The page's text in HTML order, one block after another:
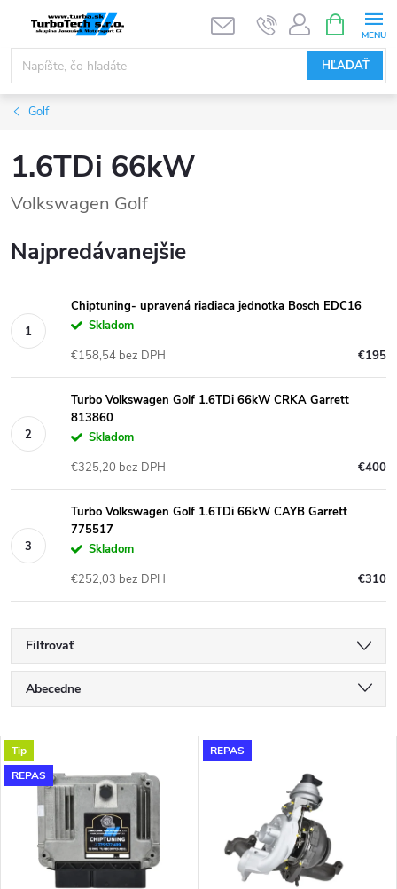
obsah
HĽADAŤ
KOŠÍK
Golf
1.6TDi 66kW
Volkswagen Golf
Najpredávanejšie
Chiptuning- upravená riadiaca jednotka Bosch EDC16
Skladom
€195
€158,54 bez DPH
Turbo Volkswagen Golf 1.6TDi 66kW CRKA Garrett
813860
Skladom
€400
€325,20 bez DPH
Turbo Volkswagen Golf 1.6TDi 66kW CAYB Garrett
775517
Skladom
€310
€252,03 bez DPH
Filtrovať
R
a
d
Abecedne
Najdrahšie
Najpredávanejšie
V
ý
Tip
REPAS
REPAS